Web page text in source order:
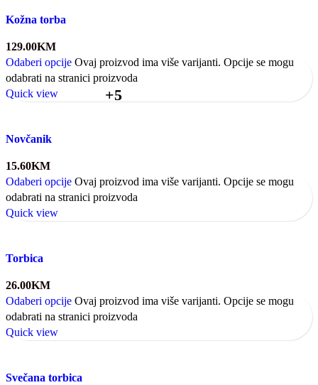
Kožna torba
129.00KM
Odaberi opcije Ovaj proizvod ima više varijanti. Opcije se mogu
odabrati na stranici proizvoda
Quick view
+5
Novčanik
15.60KM
Odaberi opcije Ovaj proizvod ima više varijanti. Opcije se mogu
odabrati na stranici proizvoda
Quick view
Torbica
26.00KM
Odaberi opcije Ovaj proizvod ima više varijanti. Opcije se mogu
odabrati na stranici proizvoda
Quick view
Svečana torbica